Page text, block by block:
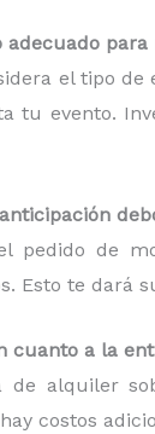
adecuado para
el tipo de
tu evento.
pedido de
Esto te dará
cuanto a la
de alquiler
costos